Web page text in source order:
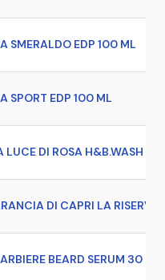
SMERALDO EDP 100 ML
SPORT EDP 100 ML
LUCE DI ROSA H&B.WASH
DI CAPRI LA RISERVA
BEARD SERUM 30 ML